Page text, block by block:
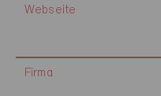
Webseite
Firma